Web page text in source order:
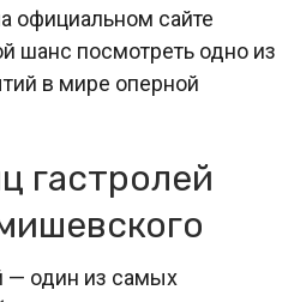
официальном сайте
шанс посмотреть одно из
в мире оперной
гастролей
— один из самых